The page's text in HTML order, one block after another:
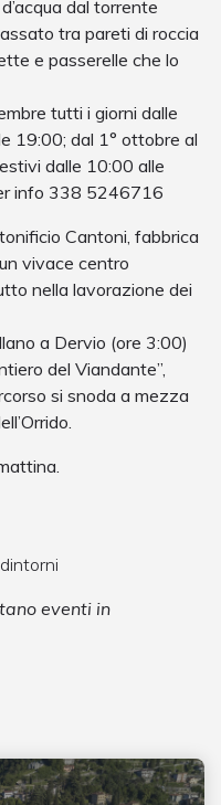
dal torrente
tra pareti di roccia
e passerelle che lo
tutti i giorni dalle
19:00; dal 1° ottobre al
dalle 10:00 alle
info 338 5246716
Cantoni, fabbrica
vivace centro
nella lavorazione dei
a Dervio (ore 3:00)
del Viandante”,
si snoda a mezza
eventi in